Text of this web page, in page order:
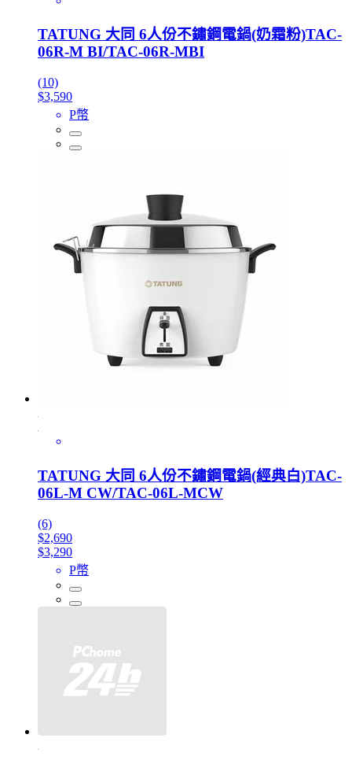
TATUNG 大同 6人份不鏽鋼電鍋(奶霜粉)TAC-
06R-M BI/TAC-06R-MBI
(10)
$3,590
P幣
TATUNG 大同 6人份不鏽鋼電鍋(經典白)TAC-
06L-M CW/TAC-06L-MCW
(6)
$2,690
$3,290
P幣